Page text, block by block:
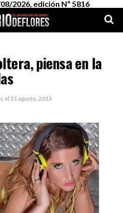
2026, edición Nº 5816
piensa en la
el 31 agosto, 2013